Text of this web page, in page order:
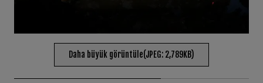
Daha büyük görüntüle(JPEG: 2,789KB)